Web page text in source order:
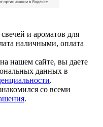
и ароматов для
наличными, оплата
нашем сайте, вы даете
данных в
.
со всеми
.